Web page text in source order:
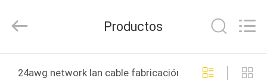
Industry
Rights
Productos
24awg network lan cable fabricación en línea